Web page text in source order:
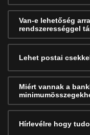
Van-e lehetőség
rendszerességgel
Lehet postai
Miért vannak a
Hírlevélre hogy